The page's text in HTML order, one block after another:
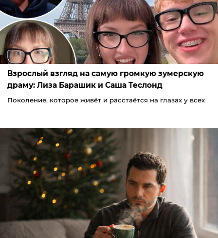
Взрослый взгляд на самую громкую зумерскую
драму: Лиза Барашик и Саша Теслонд
Поколение, которое живёт и расстаётся на глазах у всех